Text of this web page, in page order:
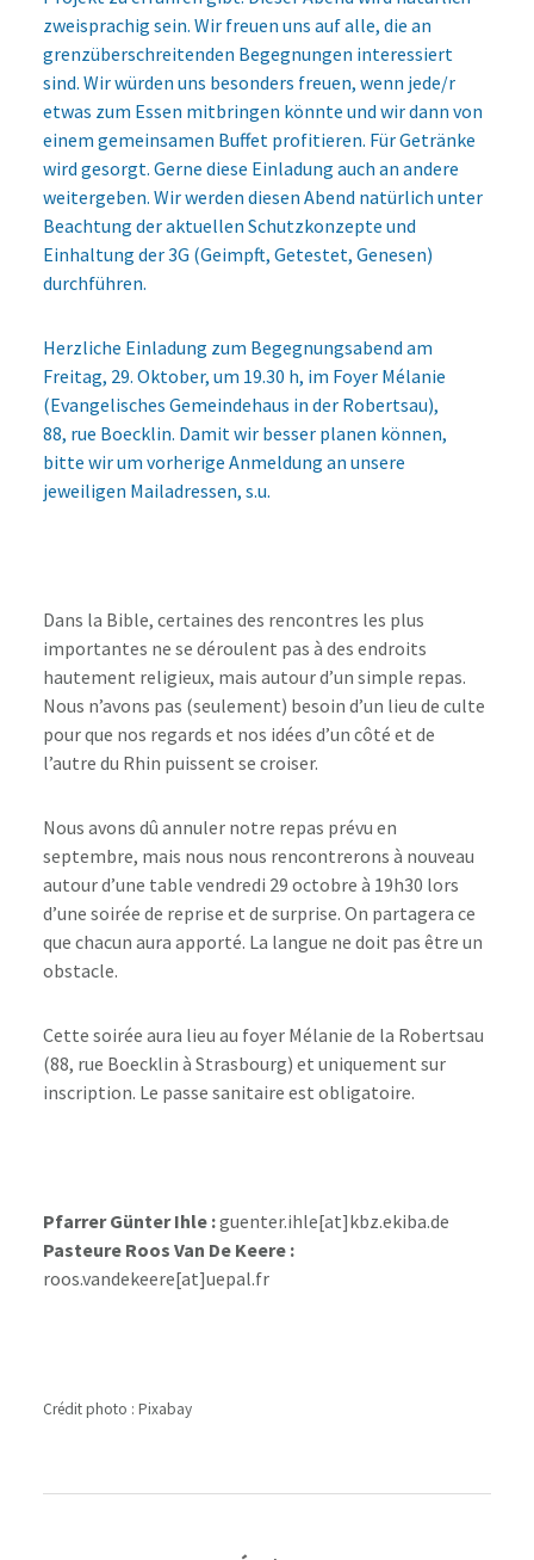
zweisprachig sein. Wir freuen uns auf alle, die an
grenzüberschreitenden Begegnungen interessiert
sind. Wir würden uns besonders freuen, wenn jede/r
etwas zum Essen mitbringen könnte und wir dann von
einem gemeinsamen Buffet profitieren. Für Getränke
wird gesorgt. Gerne diese Einladung auch an andere
weitergeben. Wir werden diesen Abend natürlich unter
Beachtung der aktuellen Schutzkonzepte und
Einhaltung der 3G (Geimpft, Getestet, Genesen)
durchführen.
Herzliche Einladung zum Begegnungsabend am
Freitag, 29. Oktober, um 19.30 h, im Foyer Mélanie
(Evangelisches Gemeindehaus in der Robertsau),
88, rue Boecklin. Damit wir besser planen können,
bitte wir um vorherige Anmeldung an unsere
jeweiligen Mailadressen, s.u.
Dans la Bible, certaines des rencontres les plus
importantes ne se déroulent pas à des endroits
hautement religieux, mais autour d’un simple repas.
Nous n’avons pas (seulement) besoin d’un lieu de culte
pour que nos regards et nos idées d’un côté et de
l’autre du Rhin puissent se croiser.
Nous avons dû annuler notre repas prévu en
septembre, mais nous nous rencontrerons à nouveau
autour d’une table vendredi 29 octobre à 19h30 lors
d’une soirée de reprise et de surprise. On partagera ce
que chacun aura apporté. La langue ne doit pas être un
obstacle.
Cette soirée aura lieu au foyer Mélanie de la Robertsau
(88, rue Boecklin à Strasbourg) et uniquement sur
inscription. Le passe sanitaire est obligatoire.
Pfarrer Günter Ihle :guenter.ihle[at]kbz.ekiba.de
Pasteure Roos Van De Keere :
roos.vandekeere[at]uepal.fr
Crédit photo : Pixabay